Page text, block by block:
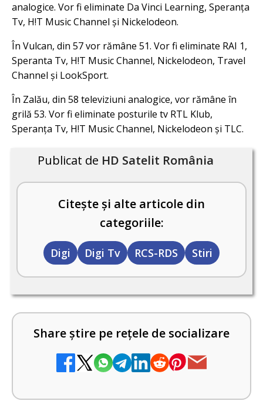
analogice. Vor fi eliminate Da Vinci Learning, Speranța
Tv, H!T Music Channel și Nickelodeon.
În Vulcan, din 57 vor rămâne 51. Vor fi eliminate RAI 1,
Speranta Tv, H!T Music Channel, Nickelodeon, Travel
Channel și LookSport.
În Zalău, din 58 televiziuni analogice, vor rămâne în
grilă 53. Vor fi eliminate posturile tv RTL Klub,
Speranța Tv, H!T Music Channel, Nickelodeon și TLC.
Publicat de HD Satelit România
Citește și alte articole din
categoriile:
Digi Digi Tv RCS-RDS Stiri
Share știre pe rețele de socializare